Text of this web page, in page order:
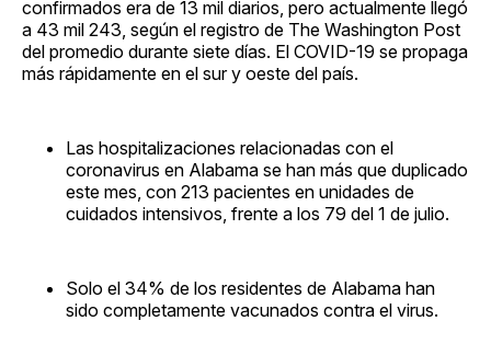
confirmados era de 13 mil diarios, pero actualmente llegó
a 43 mil 243, según el registro de The Washington Post
del promedio durante siete días. El COVID-19 se propaga
más rápidamente en el sur y oeste del país.
Las hospitalizaciones relacionadas con el
coronavirus en Alabama se han más que duplicado
este mes, con 213 pacientes en unidades de
cuidados intensivos, frente a los 79 del 1 de julio.
Solo el 34% de los residentes de Alabama han
sido completamente vacunados contra el virus.